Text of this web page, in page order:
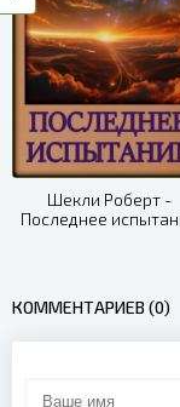
Шекли Роберт -
Последнее
КОММЕНТАРИЕВ (0)